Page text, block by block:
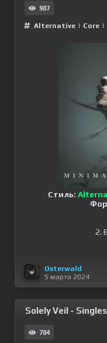
907
Alternative | Сore |
Стиль:
2.
Osterwald
5 марта 2024
Solely Veil -
704